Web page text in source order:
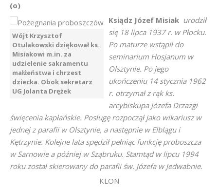
(o)
Wójt Krzysztof
Otulakowski dziękował ks.
Misiakowi m.in. za
udzielenie sakramentu
małżeństwa i chrzest
dziecka. Obok sekretarz
UG Jolanta Drężek
Ksiądz Józef Misiak urodził
się 18 lipca 1937 r. w Płocku.
Po maturze wstąpił do
seminarium Hosjanum w
Olsztynie. Po jego
ukończeniu 14 stycznia 1962
r. otrzymał z rąk ks.
arcybiskupa Józefa Drzazgi
święcenia kapłańskie. Posługę rozpoczął jako wikariusz w
jednej z parafii w Olsztynie, a następnie w Elblągu i
Kętrzynie. Kolejne lata spędził pełniąc funkcję proboszcza
w Sarnowie a później w Sząbruku. Stamtąd w lipcu 1994
roku został skierowany do parafii św. Józefa w Jedwabnie.
KLON